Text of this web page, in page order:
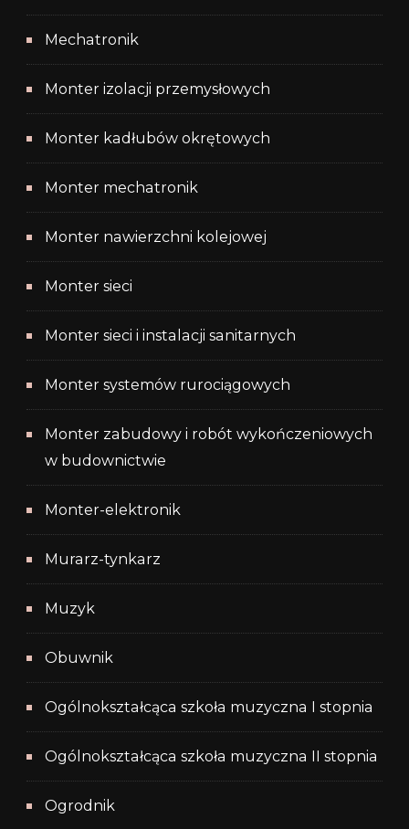
Mechatronik
Monter izolacji przemysłowych
Monter kadłubów okrętowych
Monter mechatronik
Monter nawierzchni kolejowej
Monter sieci
Monter sieci i instalacji sanitarnych
Monter systemów rurociągowych
Monter zabudowy i robót wykończeniowych
w budownictwie
Monter-elektronik
Murarz-tynkarz
Muzyk
Obuwnik
Ogólnokształcąca szkoła muzyczna I stopnia
Ogólnokształcąca szkoła muzyczna II stopnia
Ogrodnik